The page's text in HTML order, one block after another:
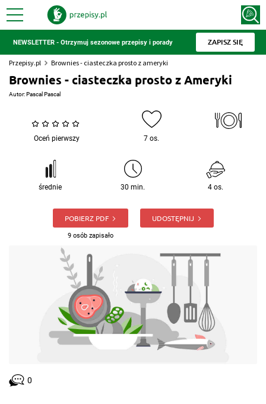
NEWSLETTER - Otrzymuj sezonowe przepisy i porady ZAPISZ SIĘ
Przepisy.pl Brownies - ciasteczka prosto z ameryki
Brownies - ciasteczka prosto z Ameryki
Autor:Pascal Pascal
Oceń pierwszy 7 os.
średnie 30 min. 4 os.
POBIERZ PDF
9 osób zapisało
UDOSTĘPNIJ
0